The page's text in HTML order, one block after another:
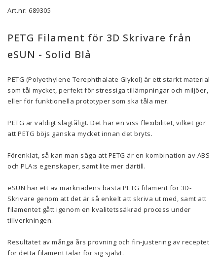
Art.nr: 689305
PETG Filament för 3D Skrivare från
eSUN - Solid Blå
PETG (Polyethylene Terephthalate Glykol) är ett starkt material
som tål mycket, perfekt för stressiga tillämpningar och miljöer,
eller för funktionella prototyper som ska tåla mer.
PETG är väldigt slagtåligt. Det har en viss flexibilitet, vilket gör
att PETG böjs ganska mycket innan det bryts.
Förenklat, så kan man säga att PETG är en kombination av ABS
och PLA:s egenskaper, samt lite mer därtill.
eSUN har ett av marknadens bästa PETG filament för 3D-
Skrivare genom att det är så enkelt att skriva ut med, samt att
filamentet gått igenom en kvalitetssäkrad process under
tillverkningen.
Resultatet av många års provning och fin-justering av receptet
för detta filament talar för sig självt.